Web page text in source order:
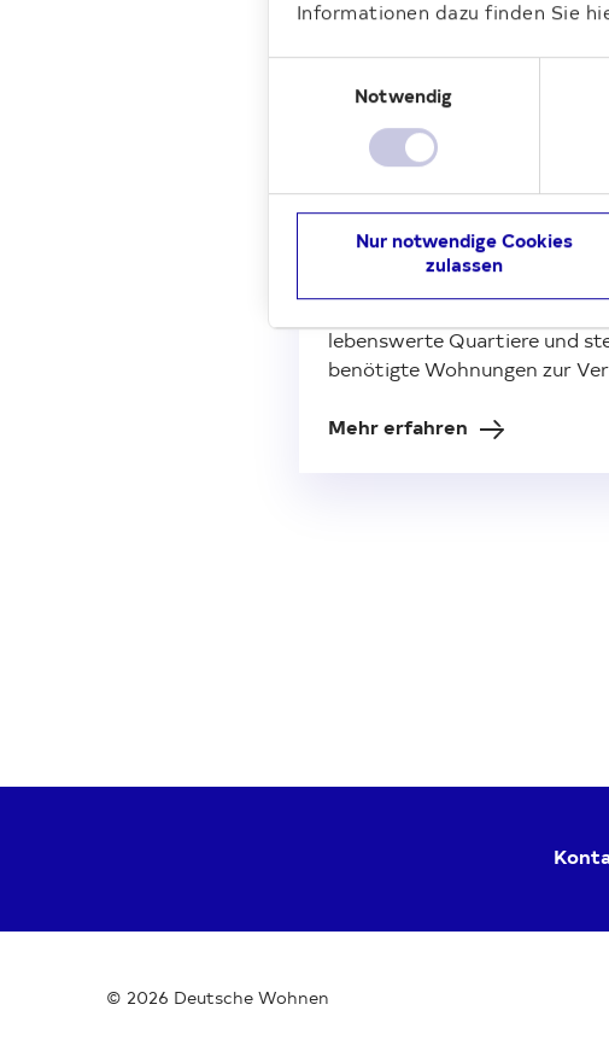
Informationen dazu finden Sie
Notwendig
Nur notwendige Cookies
zulassen
Die
Unternehmensprofil
Hellersdorf – bei uns als
lebenswerte Quartiere und
benötigte Wohnungen zur
Mehr erfahren
© 2026 Deutsche Wohnen